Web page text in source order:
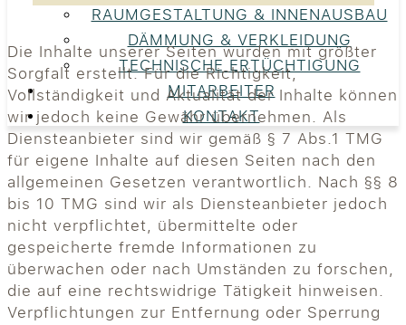
RAUMGESTALTUNG & INNENAUSBAU
DÄMMUNG & VERKLEIDUNG
TECHNISCHE ERTÜCHTIGUNG
MITARBEITER
KONTAKT
Die Inhalte unserer Seiten wurden mit größter
Sorgfalt erstellt. Für die Richtigkeit,
Vollständigkeit und Aktualität der Inhalte können
wir jedoch keine Gewähr übernehmen. Als
Diensteanbieter sind wir gemäß § 7 Abs.1 TMG
für eigene Inhalte auf diesen Seiten nach den
allgemeinen Gesetzen verantwortlich. Nach §§ 8
bis 10 TMG sind wir als Diensteanbieter jedoch
nicht verpflichtet, übermittelte oder
gespeicherte fremde Informationen zu
überwachen oder nach Umständen zu forschen,
die auf eine rechtswidrige Tätigkeit hinweisen.
Verpflichtungen zur Entfernung oder Sperrung